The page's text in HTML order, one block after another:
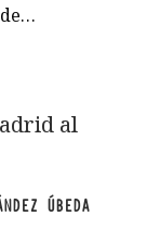
al
ÚBEDA